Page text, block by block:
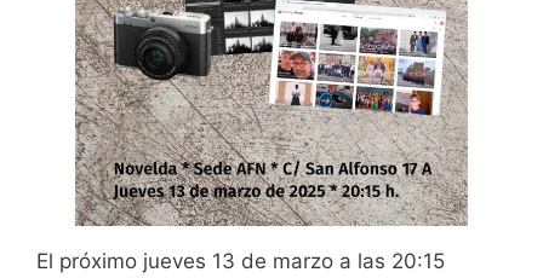
El próximo jueves 13 de marzo a las 20:15